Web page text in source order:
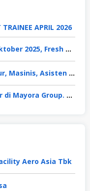
APRIL 2026
Magang Nasional Mulai Oktober 2025, Fresh Graduate Dapat Gaji UMP Selama 6 Bulan
Mengenal Posisi Kondektur, Masinis, Asisten PPKA, Pemeliharaan Sarana dan Prasarana, Polsuska (Polisi Khusus Kereta Api), di PT KAI
3 Program Akselerasi Karir di Mayora Group. Apa Saja? Berikut Penjelasannya
Aero Asia Tbk